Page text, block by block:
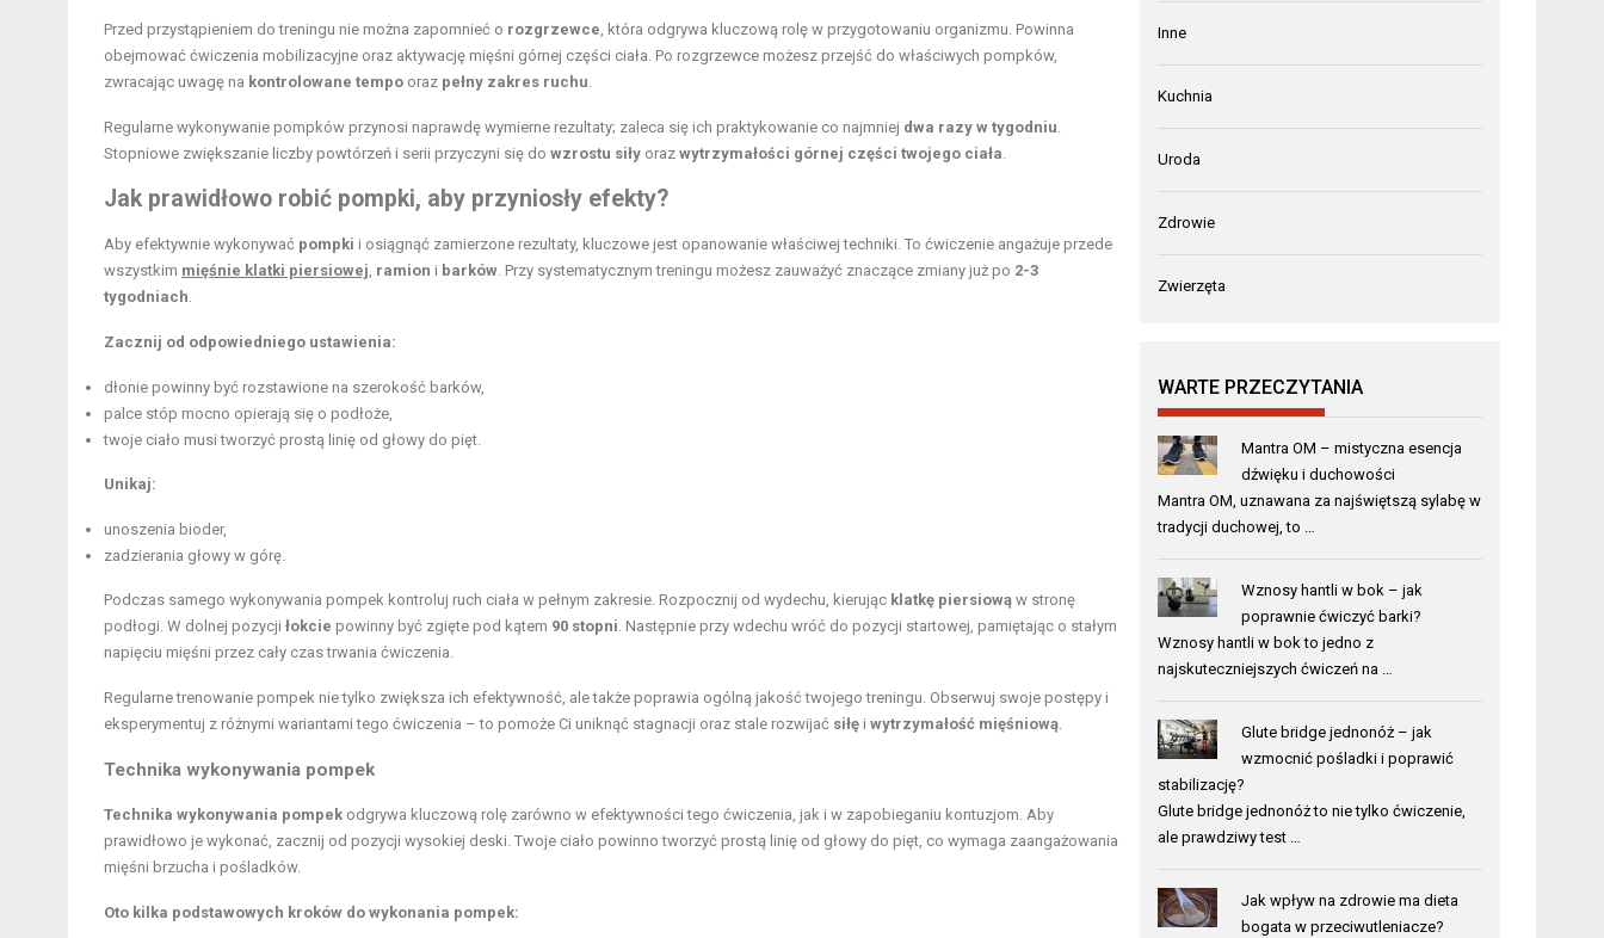
Przed przystąpieniem do treningu nie można zapomnieć o rozgrzewce, która odgrywa kluczową rolę w przygotowaniu organizmu. Powinna
obejmować ćwiczenia mobilizacyjne oraz aktywację mięśni górnej części ciała. Po rozgrzewce możesz przejść do właściwych pompków,
zwracając uwagę na kontrolowane tempo oraz pełny zakres ruchu.
Regularne wykonywanie pompków przynosi naprawdę wymierne rezultaty; zaleca się ich praktykowanie co najmniej dwa razy w tygodniu.
Stopniowe zwiększanie liczby powtórzeń i serii przyczyni się do wzrostu siły oraz wytrzymałości górnej części twojego ciała.
Jak prawidłowo robić pompki, aby przyniosły efekty?
Aby efektywnie wykonywać pompki i osiągnąć zamierzone rezultaty, kluczowe jest opanowanie właściwej techniki. To ćwiczenie angażuje przede
wszystkim mięśnie klatki piersiowej, ramion i barków. Przy systematycznym treningu możesz zauważyć znaczące zmiany już po 2-3
tygodniach.
Zacznij od odpowiedniego ustawienia:
dłonie powinny być rozstawione na szerokość barków,
palce stóp mocno opierają się o podłoże,
twoje ciało musi tworzyć prostą linię od głowy do pięt.
Unikaj:
unoszenia bioder,
zadzierania głowy w górę.
Podczas samego wykonywania pompek kontroluj ruch ciała w pełnym zakresie. Rozpocznij od wydechu, kierując klatkę piersiową w stronę
podłogi. W dolnej pozycji łokcie powinny być zgięte pod kątem 90 stopni. Następnie przy wdechu wróć do pozycji startowej, pamiętając o stałym
napięciu mięśni przez cały czas trwania ćwiczenia.
Regularne trenowanie pompek nie tylko zwiększa ich efektywność, ale także poprawia ogólną jakość twojego treningu. Obserwuj swoje postępy i
eksperymentuj z różnymi wariantami tego ćwiczenia – to pomoże Ci uniknąć stagnacji oraz stale rozwijać siłę i wytrzymałość mięśniową.
Technika wykonywania pompek
Technika wykonywania pompek odgrywa kluczową rolę zarówno w efektywności tego ćwiczenia, jak i w zapobieganiu kontuzjom. Aby
prawidłowo je wykonać, zacznij od pozycji wysokiej deski. Twoje ciało powinno tworzyć prostą linię od głowy do pięt, co wymaga zaangażowania
mięśni brzucha i pośladków.
Oto kilka podstawowych kroków do wykonania pompek:
Inne
Kuchnia
Uroda
Zdrowie
Zwierzęta
WARTE PRZECZYTANIA
Mantra OM – mistyczna esencja
dźwięku i duchowości
Mantra OM, uznawana za najświętszą sylabę w
tradycji duchowej, to …
Wznosy hantli w bok – jak
poprawnie ćwiczyć barki?
Wznosy hantli w bok to jedno z
najskuteczniejszych ćwiczeń na …
Glute bridge jednonóż – jak
wzmocnić pośladki i poprawić
stabilizację?
Glute bridge jednonóż to nie tylko ćwiczenie,
ale prawdziwy test …
Jak wpływ na zdrowie ma dieta
bogata w przeciwutleniacze?